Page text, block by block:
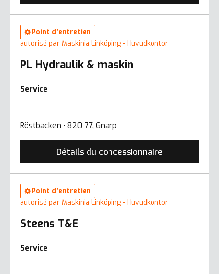
Point d’entretien
autorisé par Maskinia Linköping - Huvudkontor
PL Hydraulik & maskin
Service
Röstbacken ∙ 820 77, Gnarp
Détails du concessionnaire
Point d’entretien
autorisé par Maskinia Linköping - Huvudkontor
Steens T&E
Service